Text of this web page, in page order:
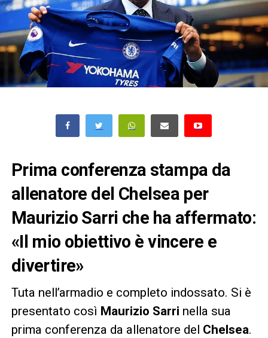
Prima conferenza stampa da
allenatore del Chelsea per
Maurizio Sarri che ha affermato:
«Il mio obiettivo è vincere e
divertire»
Tuta nell’armadio e completo indossato. Si è
presentato così Maurizio Sarri nella sua
prima conferenza da allenatore del Chelsea.